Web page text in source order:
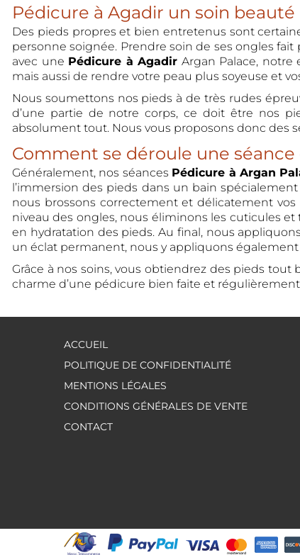
Pédicure à Agadir un soin
Des pieds propres et bien entretenus sont
personne soignée. Prendre soin de ses ongles
avec une Pédicure à Agadir Argan Palace,
mais aussi de rendre votre peau plus soyeuse et
Nous soumettons nos pieds à de très rudes
d’une partie de notre corps, ce doit être nos
absolument tout. Nous vous proposons donc des
Comment se déroule une
Généralement, nos séances Pédicure à Argan
l’immersion des pieds dans un bain
nous brossons correctement et délicatement vos
niveau des ongles, nous éliminons les cuticules
en hydratation des pieds. Au final, nous
un éclat permanent, nous y appliquons
Grâce à nos soins, vous obtiendrez des pieds
charme d’une pédicure bien faite et
ACCUEIL
POLITIQUE DE CONFIDENTIALITÉ
MENTIONS LÉGALES
CONDITIONS GÉNÉRALES DE VENTE
CONTACT